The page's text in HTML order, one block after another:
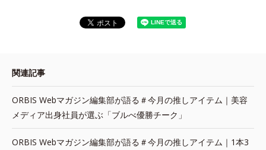
関連記事
ORBIS Webマガジン編集部が語る＃今月の推しアイテム｜美容
メディア出身社員が選ぶ「ブルべ優勝チーク」
ORBIS Webマガジン編集部が語る＃今月の推しアイテム｜1本3